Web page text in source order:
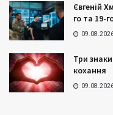
Євгеній
го та 19-
Три
кохання